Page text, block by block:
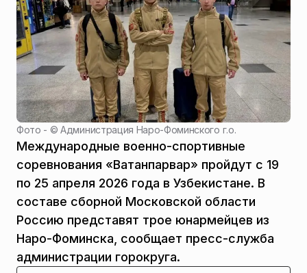
Фото - ©Администрация Наро-Фоминского г.о.
Международные военно-спортивные
соревнования «Ватанпарвар» пройдут с 19
по 25 апреля 2026 года в Узбекистане. В
составе сборной Московской области
Россию представят трое юнармейцев из
Наро-Фоминска, сообщает пресс-служба
администрации горокруга.